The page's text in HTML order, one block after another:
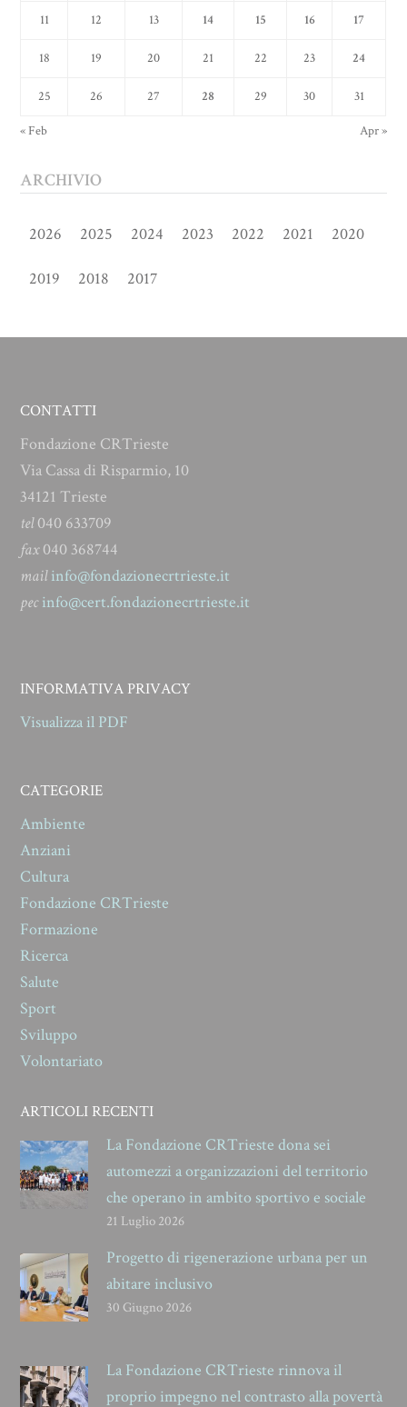
11 12 13 14 15 16 17
18 19 20 21 22 23 24
25 26 27 28 29 30 31
« Feb Apr »
ARCHIVIO
2026 2025 2024 2023 2022 2021 2020
2019 2018 2017
CONTATTI
Fondazione CRTrieste
Via Cassa di Risparmio, 10
34121 Trieste
tel040 633709
fax040 368744
mailinfo@fondazionecrtrieste.it
pecinfo@cert.fondazionecrtrieste.it
INFORMATIVA PRIVACY
Visualizza il PDF
CATEGORIE
Ambiente
Anziani
Cultura
Fondazione CRTrieste
Formazione
Ricerca
Salute
Sport
Sviluppo
Volontariato
ARTICOLI RECENTI
La Fondazione CRTrieste dona sei
automezzi a organizzazioni del territorio
che operano in ambito sportivo e sociale
21 Luglio 2026
Progetto di rigenerazione urbana per un
abitare inclusivo
30 Giugno 2026
La Fondazione CRTrieste rinnova il
proprio impegno nel contrasto alla povertà